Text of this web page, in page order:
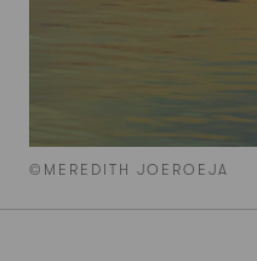
©MEREDITH JOEROEJA